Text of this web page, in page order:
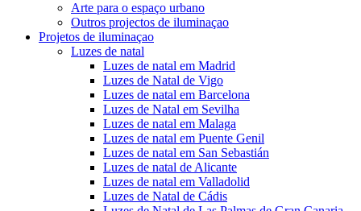
Arte para o espaço urbano
Outros projectos de iluminaçao
Projetos de iluminaçao
Luzes de natal
Luzes de natal em Madrid
Luzes de Natal de Vigo
Luzes de natal em Barcelona
Luzes de Natal em Sevilha
Luzes de natal em Malaga
Luzes de natal em Puente Genil
Luzes de natal em San Sebastián
Luzes de natal de Alicante
Luzes de natal em Valladolid
Luzes de Natal de Cádis